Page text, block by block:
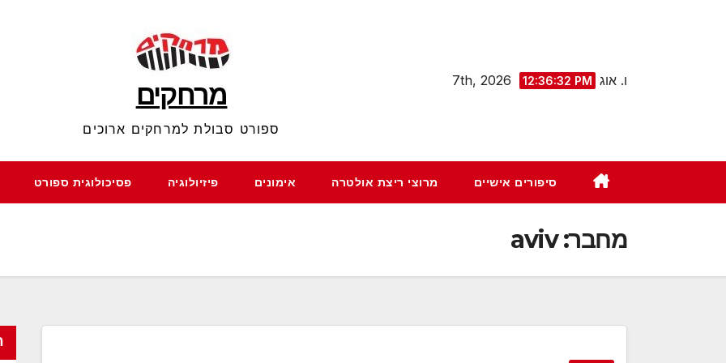
ו. אוג 7th, 2026 12:36:33 PM מרחקים
ספורט סבולת למרחקים ארוכים
סיפורים אישיים מרוצי ריצת אולטרה אימונים פיזיולוגיה פסיכולוגית ספורט
מחבר:aviv